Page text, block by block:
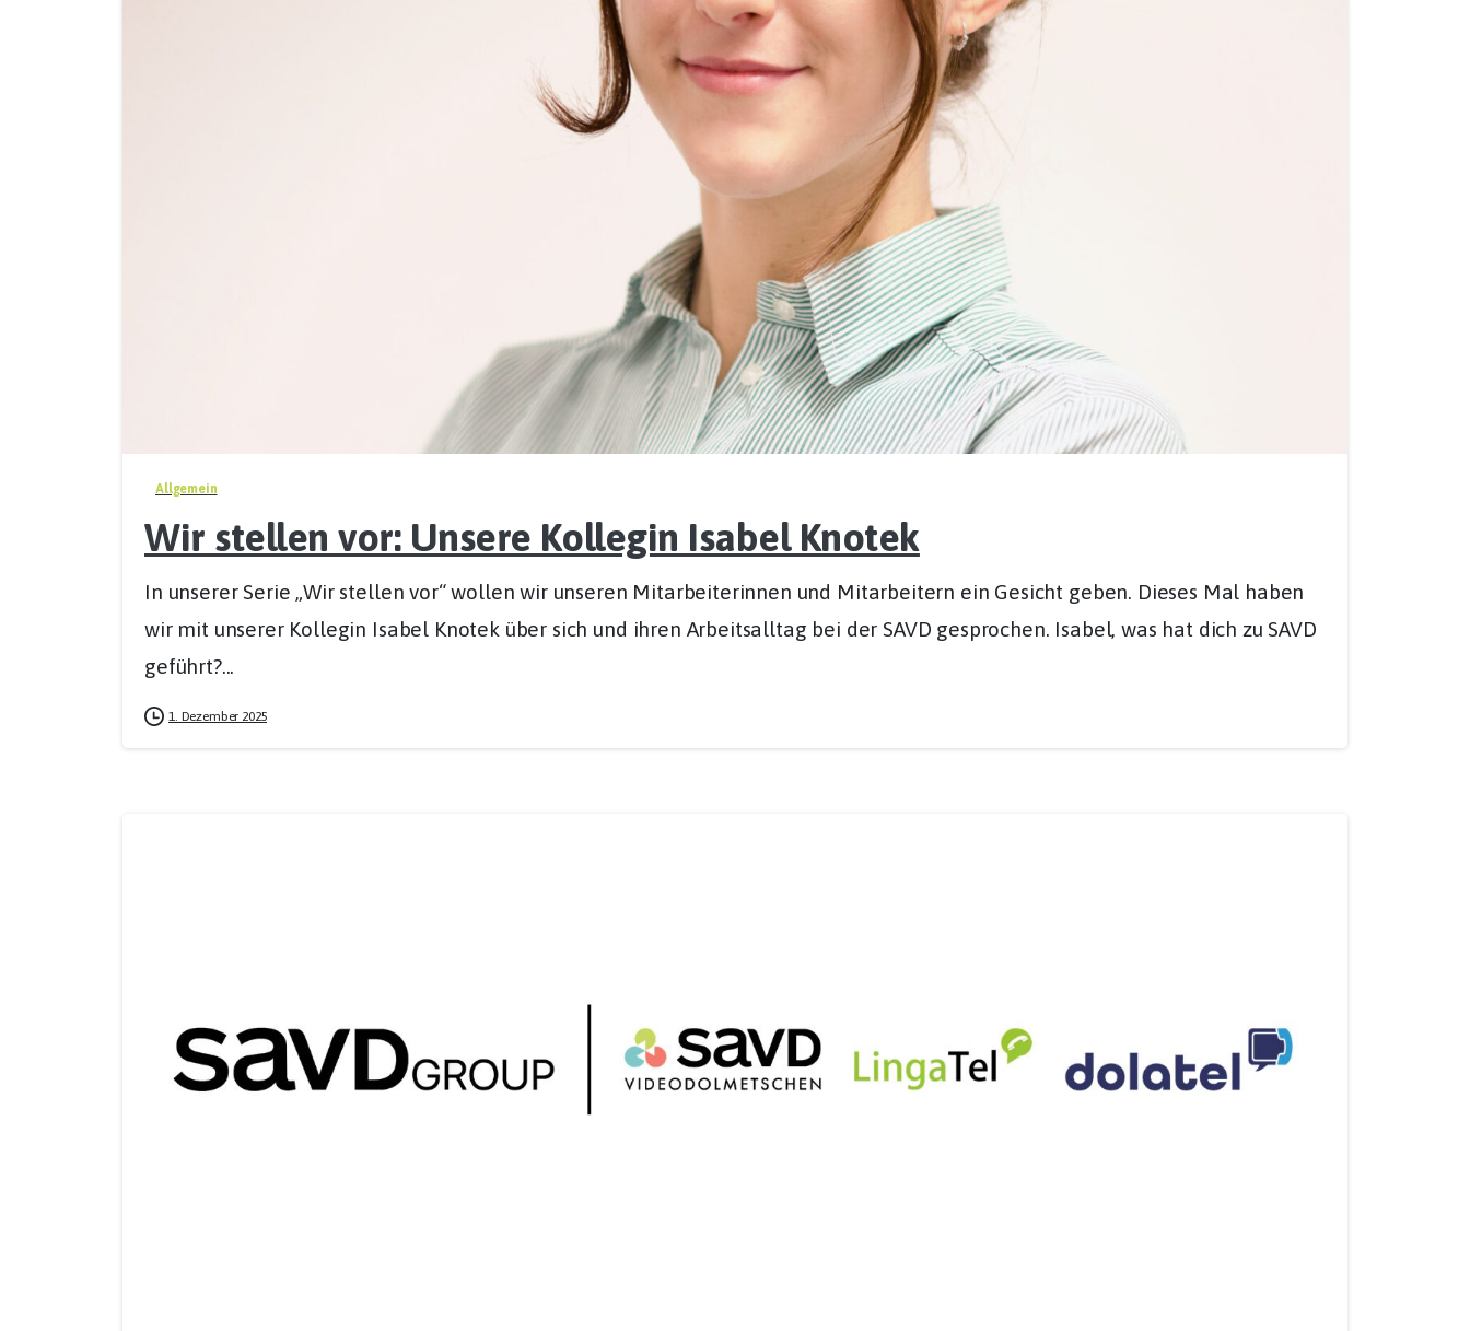
Allgemein
Wir stellen vor: Unsere Kollegin Isabel Knotek
In unserer Serie „Wir stellen vor“ wollen wir unseren Mitarbeiterinnen und Mitarbeitern ein Gesicht geben. Dieses Mal haben
wir mit unserer Kollegin Isabel Knotek über sich und ihren Arbeitsalltag bei der SAVD gesprochen. Isabel, was hat dich zu SAVD
geführt?...
1. Dezember 2025